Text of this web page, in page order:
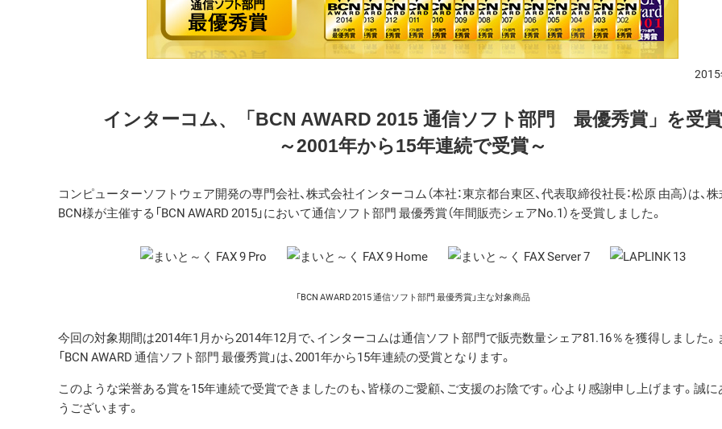
インターコム、「BCN AWARD 2015 通信ソフト部門 最優秀賞」を受賞
～2001年から15年連続で受賞～
コンピューターソフトウェア開発の専門会社、株式会社インターコム（本社：東京都台東区、代表取締役社長：松原 由高）は、
BCN様が主催する「BCN AWARD 2015」において通信ソフト部門 最優秀賞（年間販売シェアNo.1）を受賞しました。
「BCN AWARD 2015 通信ソフト部門 最優秀賞」主な対象商品
今回の対象期間は2014年1月から2014年12月で、インターコムは通信ソフト部門で販売数量シェア81.16％を獲得しました。
「BCN AWARD 通信ソフト部門 最優秀賞」は、2001年から15年連続の受賞となります。
このような栄誉ある賞を15年連続で受賞できましたのも、皆様のご愛顧、ご支援のお陰です。心より感謝申し上げます。誠に
うございます。